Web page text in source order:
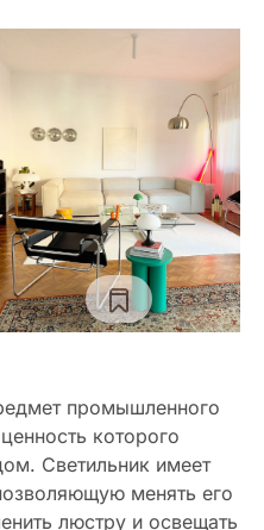
промышленного
которого
Светильник имеет
менять его
люстру и освещать